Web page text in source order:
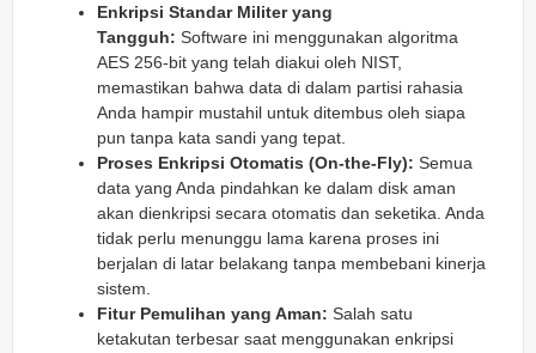
Enkripsi Standar Militer yang
Tangguh: Software ini menggunakan algoritma
AES 256-bit yang telah diakui oleh NIST,
memastikan bahwa data di dalam partisi rahasia
Anda hampir mustahil untuk ditembus oleh siapa
pun tanpa kata sandi yang tepat.
Proses Enkripsi Otomatis (On-the-Fly): Semua
data yang Anda pindahkan ke dalam disk aman
akan dienkripsi secara otomatis dan seketika. Anda
tidak perlu menunggu lama karena proses ini
berjalan di latar belakang tanpa membebani kinerja
sistem.
Fitur Pemulihan yang Aman: Salah satu
ketakutan terbesar saat menggunakan enkripsi